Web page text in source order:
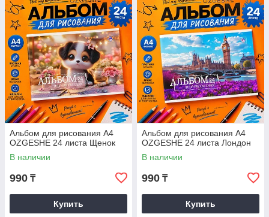
Альбом для рисования А4
OZGESHE 24 листа Щенок
В наличии
990 ₸
Купить
Альбом для рисования А4
OZGESHE 24 листа Лондон
В наличии
990 ₸
Купить